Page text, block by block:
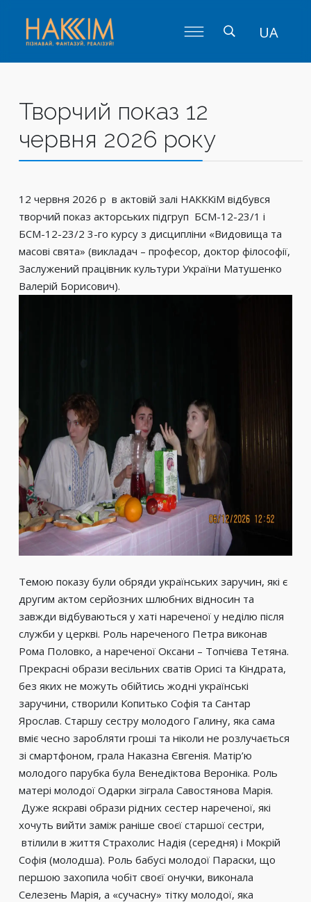
UA
Творчий показ 12
червня 2026 року
12 червня 2026 р в актовій залі НАКККіМ відбувся
творчий показ акторських підгруп БСМ-12-23/1 і
БСМ-12-23/2 3-го курсу з дисципліни «Видовища та
масові свята» (викладач – професор, доктор філософії,
Заслужений працівник культури України Матушенко
Валерій Борисович).
Темою показу були обряди українських заручин, які є
другим актом серйозних шлюбних відносин та
завжди відбуваються у хаті нареченої у неділю після
служби у церкві. Роль нареченого Петра виконав
Рома Половко, а нареченої Оксани – Топчієва Тетяна.
Прекрасні образи весільних сватів Орисі та Кіндрата,
без яких не можуть обійтись жодні українські
заручини, створили Копитько Софія та Сантар
Ярослав. Старшу сестру молодого Галину, яка сама
вміє чесно заробляти гроші та ніколи не розлучається
зі смартфоном, грала Наказна Євгенія. Матір’ю
молодого парубка була Венедіктова Вероніка. Роль
матері молодої Одарки зіграла Савостянова Марія.
Дуже яскраві образи рідних сестер нареченої, які
хочуть вийти заміж раніше своєї старшої сестри,
втілили в життя Страхолис Надія (середня) і Мокрій
Софія (молодша). Роль бабусі молодої Параски, що
першою захопила чобіт своєї онучки, виконала
Селезень Марія, а «сучасну» тітку молодої, яка